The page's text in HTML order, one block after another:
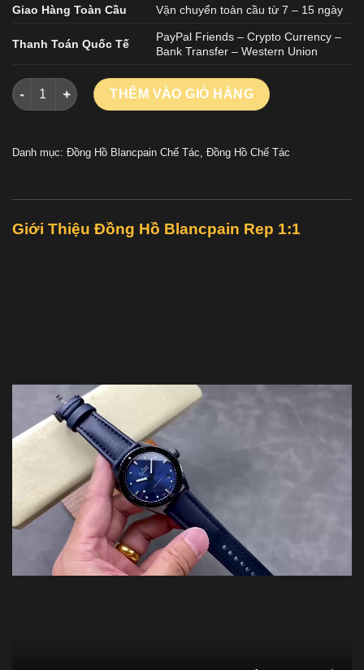
Giao Hàng Toàn Cầu Vận chuyển toàn cầu từ 7 – 15 ngày
Thanh Toán Quốc Tế
PayPal Friends – Crypto Currency –
Bank Transfer – Western Union
Đồng Hồ Blancpain Fifty Fathoms Bathyscaphe 5000A Gốm
THÊM VÀO GIỎ HÀNG
Danh mục: Đồng Hồ Blancpain Chế Tác Đồng Hồ Chế Tác
Giới Thiệu Đồng Hồ Blancpain Rep 1:1